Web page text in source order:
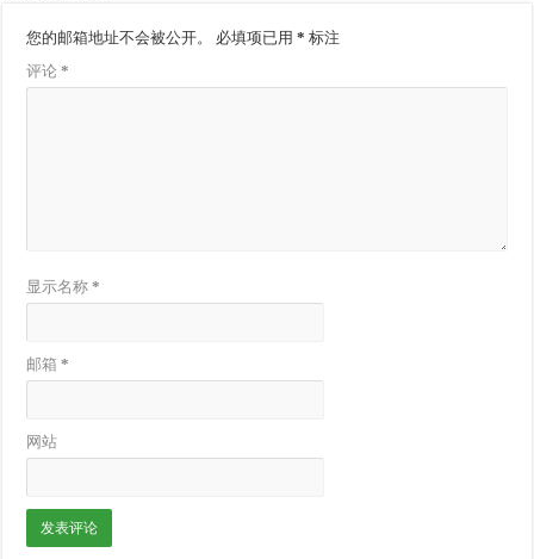
您的邮箱地址不会被公开。 必填项已用* 标注
评论*
显示名称*
邮箱*
网站